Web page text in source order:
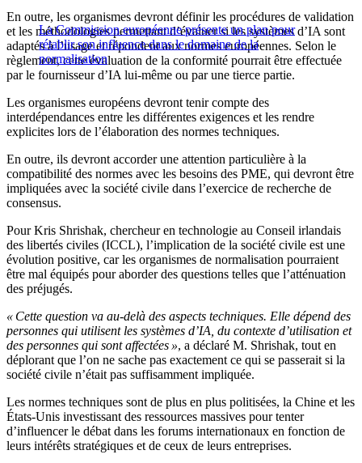
La Commission européenne présente un plan pour
rétablir son influence dans le domaine de la
normalisation
En outre, les organismes devront définir les procédures de validation
et les méthodologies permettant d’évaluer si les systèmes d’IA sont
adaptés à l’usage et répondent aux normes européennes. Selon le
règlement, cette évaluation de la conformité pourrait être effectuée
par le fournisseur d’IA lui-même ou par une tierce partie.
Les organismes européens devront tenir compte des
interdépendances entre les différentes exigences et les rendre
explicites lors de l’élaboration des normes techniques.
En outre, ils devront accorder une attention particulière à la
compatibilité des normes avec les besoins des PME, qui devront être
impliquées avec la société civile dans l’exercice de recherche de
consensus.
Pour Kris Shrishak, chercheur en technologie au Conseil irlandais
des libertés civiles (ICCL), l’implication de la société civile est une
évolution positive, car les organismes de normalisation pourraient
être mal équipés pour aborder des questions telles que l’atténuation
des préjugés.
« Cette question va au-delà des aspects techniques. Elle dépend des
personnes qui utilisent les systèmes d’IA, du contexte d’utilisation et
des personnes qui sont affectées », a déclaré M. Shrishak, tout en
déplorant que l’on ne sache pas exactement ce qui se passerait si la
société civile n’était pas suffisamment impliquée.
Les normes techniques sont de plus en plus politisées, la Chine et les
États-Unis investissant des ressources massives pour tenter
d’influencer le débat dans les forums internationaux en fonction de
leurs intérêts stratégiques et de ceux de leurs entreprises.